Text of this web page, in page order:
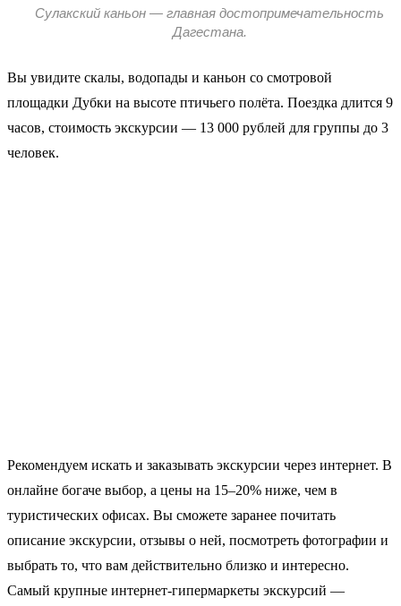
Сулакский каньон — главная достопримечательность
Дагестана.
Вы увидите скалы, водопады и каньон со смотровой
площадки Дубки на высоте птичьего полёта. Поездка длится 9
часов, стоимость экскурсии — 13 000 рублей для группы до 3
человек.
Рекомендуем искать и заказывать экскурсии через интернет. В
онлайне богаче выбор, а цены на 15–20% ниже, чем в
туристических офисах. Вы сможете заранее почитать
описание экскурсии, отзывы о ней, посмотреть фотографии и
выбрать то, что вам действительно близко и интересно.
Самый крупные интернет-гипермаркеты экскурсий —